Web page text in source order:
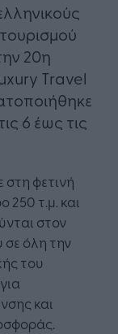
20η
Travel
6 έως τις
στη φετινή
250 τ.μ. και
στον
σε όλη την
του
και